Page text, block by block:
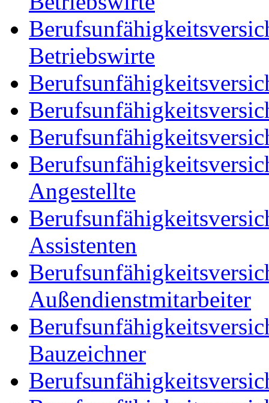
Betriebswirte
Angestellte
Assistenten
Außendienstmitarbeiter
Bauzeichner